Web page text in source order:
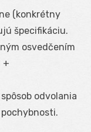
(konkrétny
špecifikáciu.
osvedčením
+
odvolania